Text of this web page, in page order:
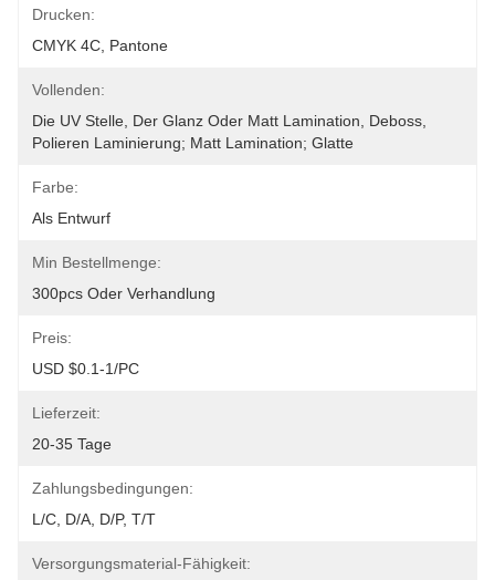
Drucken:
CMYK 4C, Pantone
Vollenden:
Die UV Stelle, Der Glanz Oder Matt Lamination, Deboss,
Polieren Laminierung; Matt Lamination; Glatte
Farbe:
Als Entwurf
Min Bestellmenge:
300pcs Oder Verhandlung
Preis:
USD $0.1-1/PC
Lieferzeit:
20-35 Tage
Zahlungsbedingungen:
L/C, D/A, D/P, T/T
Versorgungsmaterial-Fähigkeit: